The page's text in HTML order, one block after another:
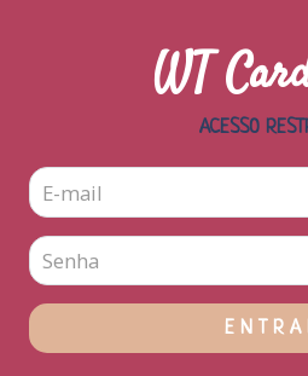
WT
ACESSO
E N T R A